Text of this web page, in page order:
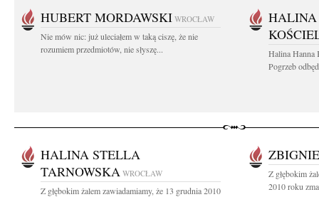
HUBERT MORDAWSKI WROCŁAW
Nie mów nic: już uleciałem w taką ciszę, że nie
rozumiem przedmiotów, nie słyszę...
Halina Hanna
Pogrzeb
HALINA STELLA
TARNOWSKA WROCŁAW
Z głębokim żalem zawiadamiamy, że 13 grudnia 2010
Z głębokim
2010 roku